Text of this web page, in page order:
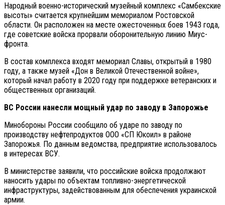
Народный военно-исторический музейный комплекс «Самбекские
высоты» считается крупнейшим мемориалом Ростовской
области. Он расположен на месте ожесточенных боев 1943 года,
где советские войска прорвали оборонительную линию Миус-
фронта.
В состав комплекса входят мемориал Славы, открытый в 1980
году, а также музей «Дон в Великой Отечественной войне»,
который начал работу в 2020 году при поддержке ветеранских и
общественных организаций.
ВС России нанесли мощный удар по заводу в Запорожье
Минобороны России сообщило об ударе по заводу по
производству нефтепродуктов ООО «СП Юкоил» в районе
Запорожья. По данным ведомства, предприятие использовалось
в интересах ВСУ.
В министерстве заявили, что российские войска продолжают
наносить удары по объектам топливно-энергетической
инфраструктуры, задействованным для обеспечения украинской
армии.